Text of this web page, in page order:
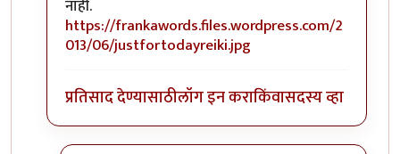
नाही.
https://frankawords.files.wordpress.com/2
013/06/justfortodayreiki.jpg
प्रतिसाद देण्यासाठीलॉग इन कराकिंवासदस्य व्हा